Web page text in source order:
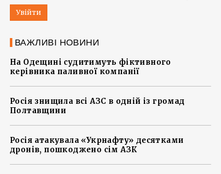
Увійти
ВАЖЛИВІ НОВИНИ
На Одещині судитимуть фіктивного
керівника паливної компанії
Росія знищила всі АЗС в одній із громад
Полтавщини
Росія атакувала «Укрнафту» десятками
дронів, пошкоджено сім АЗК